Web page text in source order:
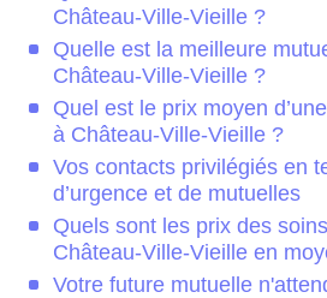
Château-Ville-Vieille ?
Quelle est la meilleure
Château-Ville-Vieille ?
Quel est le prix moyen
à Château-Ville-Vieille ?
Vos contacts privilégiés en
d’urgence et de mutuelles
Quels sont les prix des
Château-Ville-Vieille en
Votre future mutuelle